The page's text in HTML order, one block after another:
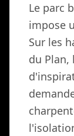
Le parc
impose
Sur les
du Plan,